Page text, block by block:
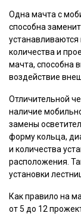
Одна мачта с
способна
количества и
мачта, способна
воздействие
Отличительной
наличие
замены
форму кольца,
и количества
расположения.
установки
Как правило на
от 5 до 12